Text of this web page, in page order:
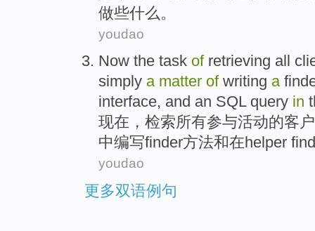
做些什么。
youdao
Now the task of retrieving all
simply a matter of writing a
interface, and an SQL query in
现在 ， 检索所有参与活动的客户
中编写finder方法和在helper
youdao
更多双语例句